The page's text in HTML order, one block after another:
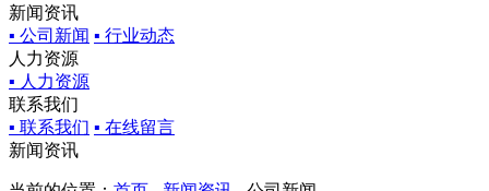
新闻资讯
▪ 公司新闻 ▪ 行业动态
人力资源
▪ 人力资源
联系我们
▪ 联系我们 ▪ 在线留言
新闻资讯